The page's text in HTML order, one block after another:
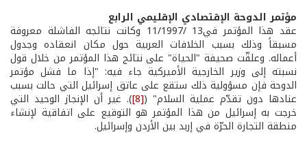
مؤتمر الدوحة الإقتصادي الإقليمي الرابع
عقد هذا المؤتمر في13 /11/1997 وكانت نتائجه الفاشلة معروفة
مسبقاً وذلك بسبب الخلافات العربية حول مكان انعقاده وجدول
أعماله. وعلقّت صحيفة "الحياة" على نتائج هذا المؤتمر من خلال قول
نسبته إلى وزير الخارجية الأميركية جاء فيه: "إذا ما فشل مؤتمر
الدوحة فإن مسؤولية ذلك ستقع على عاتق إسرائيل التي حالت بسبب
عنادها دون تقدّم عملية السلام" ([8] ). غير أن الإنجاز الوحيد التي
خرجت به إسرائيل من هذا المؤتمر هو التوقيع على اتفاقية لإنشاء
منطقة التجارة الحرّة في إربد بين الأردن وإسرائيل.